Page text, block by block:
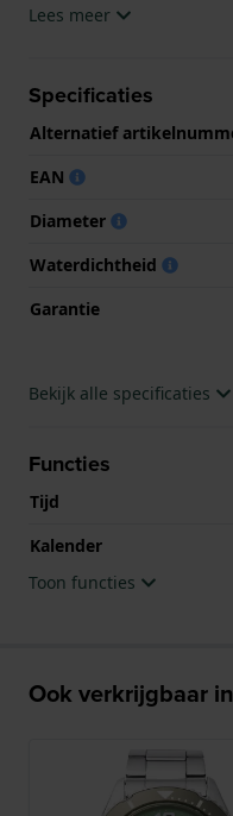
horloge geleverd met
Lees meer
Specificaties
Alternatief
EAN
Diameter
Waterdichtheid
Garantie
Bekijk alle specificaties
Functies
Tijd
Kalender
Toon functies
Ook verkrijgbaar